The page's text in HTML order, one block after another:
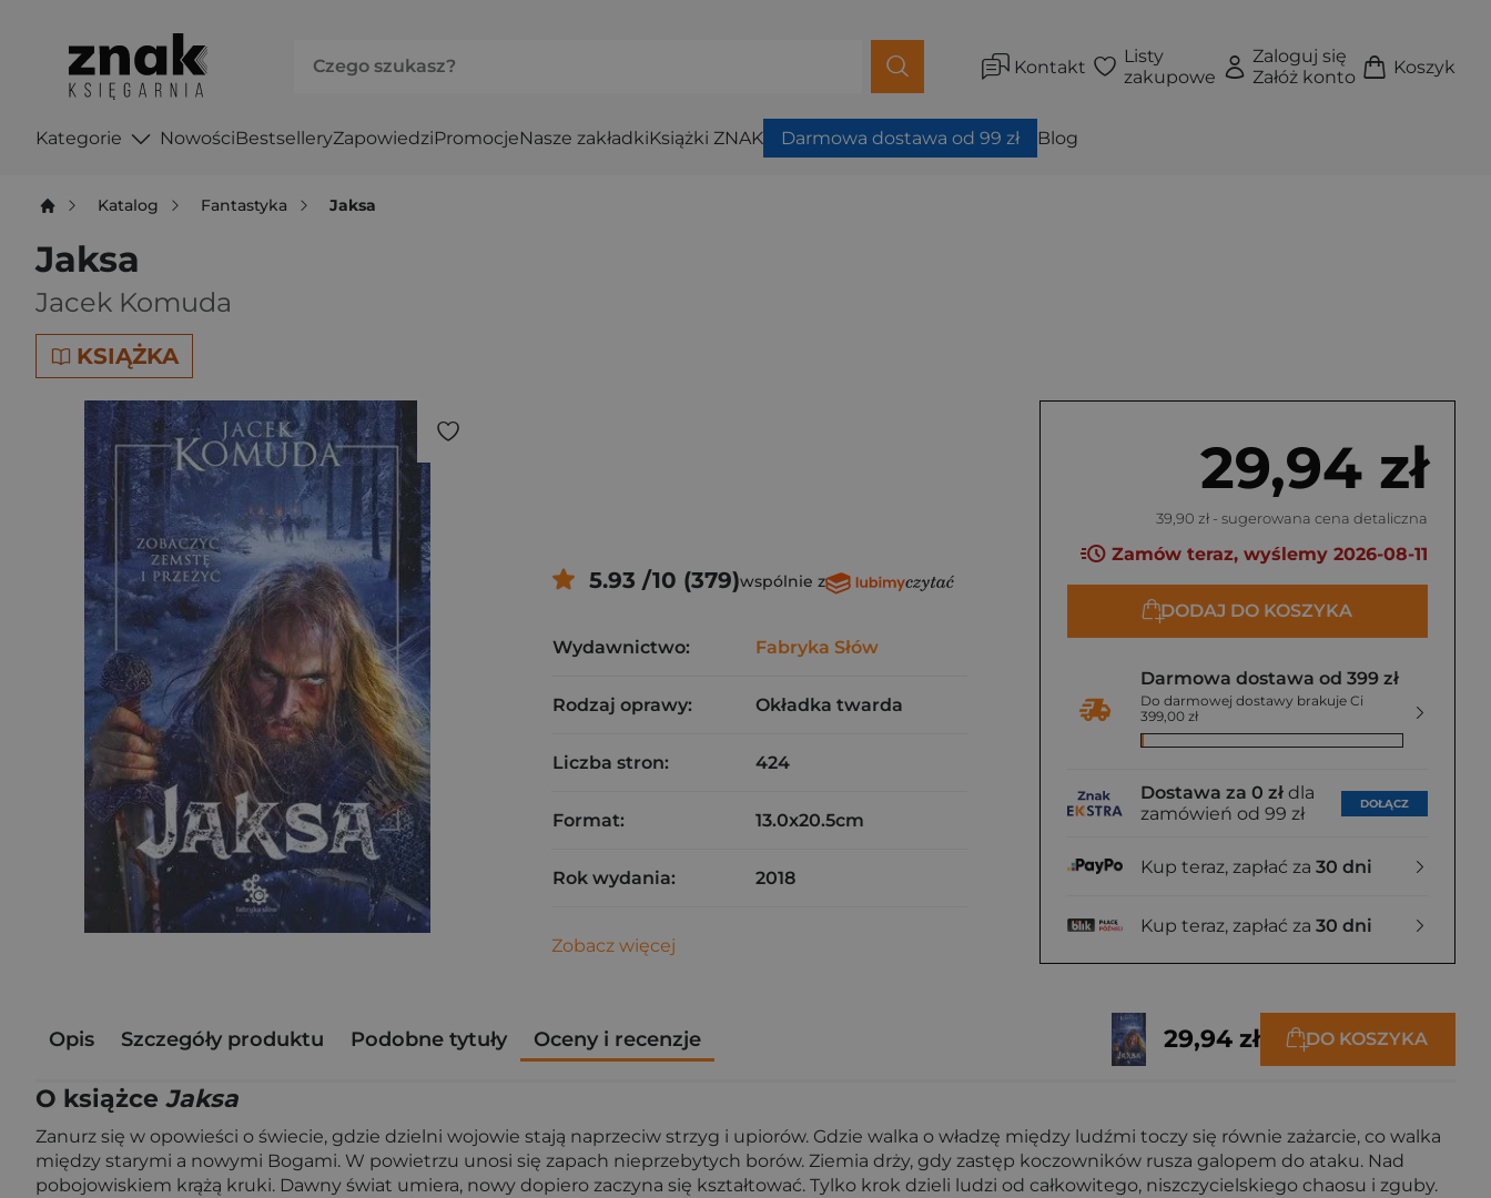
Kontakt
Listy
zakupowe
Zaloguj się
Załóż konto
Koszyk
Kategorie NowościBestselleryZapowiedziPromocjeNasze zakładkiKsiążki ZNAK Darmowa dostawa od 99 zł Blog
Katalog Fantastyka Jaksa
Jaksa
Jacek Komuda
KSIĄŻKA
29,94 zł
39,90 zł - sugerowana cena detaliczna
Zamów teraz, wyślemy 2026-08-11
DODAJ DO KOSZYKA
Darmowa dostawa od 399 zł
Do darmowej dostawy brakuje Ci
399,00 zł
Dostawa za 0 zł dla
zamówień od 99 zł
DOŁĄCZ
Kup teraz, zapłać za 30 dni
Kup teraz, zapłać za 30 dni
5.93 /10 (379)wspólnie z
Wydawnictwo: Fabryka Słów
Rodzaj oprawy: Okładka twarda
Liczba stron: 424
Format: 13.0x20.5cm
Rok wydania: 2018
Zobacz więcej
Opis Szczegóły produktu Podobne tytuły Oceny i recenzje 29,94 zł DO KOSZYKA
O książce Jaksa
Zanurz się w opowieści o świecie, gdzie dzielni wojowie stają naprzeciw strzyg i upiorów. Gdzie walka o władzę między ludźmi toczy się równie zażarcie, co walka
między starymi a nowymi Bogami. W powietrzu unosi się zapach nieprzebytych borów. Ziemia drży, gdy zastęp koczowników rusza galopem do ataku. Nad
pobojowiskiem krążą kruki. Dawny świat umiera, nowy dopiero zaczyna się kształtować. Tylko krok dzieli ludzi od całkowitego, niszczycielskiego chaosu i zguby.